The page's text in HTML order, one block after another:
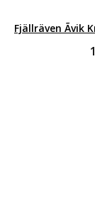
Fjällräven Ãvik